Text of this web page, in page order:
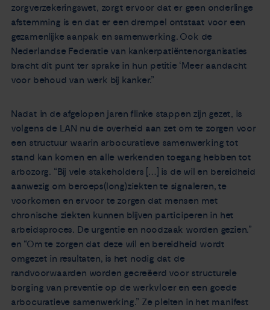
zorgverzekeringswet, zorgt ervoor dat er geen onderlinge
afstemming is en dat er een drempel ontstaat voor een
gezamenlijke aanpak en samenwerking. Ook de
Nederlandse Federatie van kankerpatiëntenorganisaties
bracht dit punt ter sprake in hun petitie ‘Meer aandacht
voor behoud van werk bij kanker.”
Nadat in de afgelopen jaren flinke stappen zijn gezet, is
volgens de LAN nu de overheid aan zet om te zorgen voor
een structuur waarin arbocuratieve samenwerking tot
stand kan komen en alle werkenden toegang hebben tot
arbozorg. “Bij vele stakeholders […] is de wil en bereidheid
aanwezig om beroeps(long)ziekten te signaleren, te
voorkomen en ervoor te zorgen dat mensen met
chronische ziekten kunnen blijven participeren in het
arbeidsproces. De urgentie en noodzaak worden gezien.”
en “Om te zorgen dat deze wil en bereidheid wordt
omgezet in resultaten, is het nodig dat de
randvoorwaarden worden gecreëerd voor structurele
borging van preventie op de werkvloer en een goede
arbocuratieve samenwerking.” Ze pleiten in het manifest